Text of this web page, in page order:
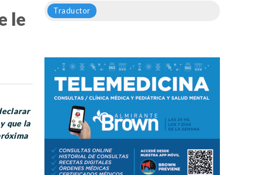
le
que la
Traductor